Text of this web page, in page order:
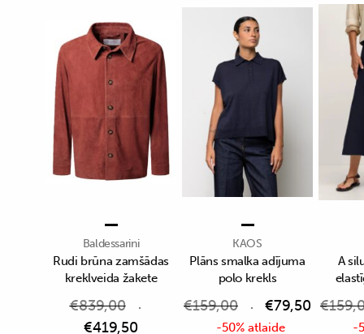
Baldessarini
Rudi brūna zamšādas
kreklveida žakete
€839,00
€419,50
KAOS
Plāns smalka adījuma
polo krekls
€159,00 €79,50
-50% atlaide
A
€
-